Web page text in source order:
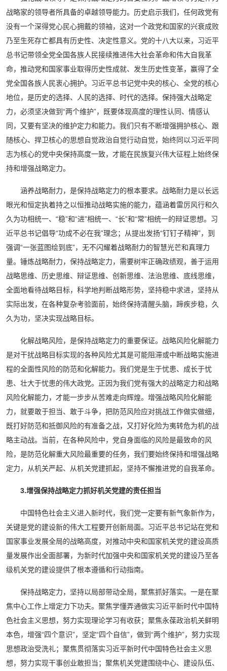
战略家的领导者所具备的卓越领导能力。历史启示我们，任何政党有
没有一个深得党心民心拥戴的领袖，这对一个政党和国家的兴衰成败
乃至生死存亡都具有历史性、决定性意义。党的十八大以来，习近平
总书记带领全党全国各族人民接续推进伟大社会革命和伟大自我革
命，推动党和国家事业取得历史性成就、发生历史性变革，赢得了全
党全国各族人民衷心拥护。习近平总书记党中央的核心、全党的核心
地位，是历史的选择、人民的选择、时代的选择。保持强大战略定
力，必须坚决做到“两个维护”，既要体现高度的理性认同、情感认
同，又要有坚决的维护定力和能力。我们只有不断增强拥护核心、跟
随核心、捍卫核心的思想自觉政治自觉行动自觉，始终同以习近平同
志为核心的党中央保持高度一致，才能在民族复兴伟大征程上始终保
持和增强战略定力。
涵养战略耐力，是保持战略定力的根本要求。战略耐力是以长远
眼光和恒定执着持之以恒推动战略实施的能力，蕴涵着雷厉风行和久
久为功相统一、“稳”和“进”相统一、“长”和“常”相统一的辩证思想。习
近平总书记倡导“功成不必在我”理念；从提出发扬“钉钉子精神”，到
强调“一张蓝图绘到底”，无不闪耀着战略耐力的智慧光芒和真理力
量。锤炼战略耐力，保持战略定力，需要树牢正确政绩观，善于运用
战略思维、历史思维、辩证思维、创新思维、法治思维、底线思维，
全面地看待战略目标，科学地判断战略形势，坚持稳中求进，坚持从
实际出发，在各种复杂考验面前，始终保持清醒头脑，蹄疾步稳，久
久为功，坚决实现战略目标。
化解战略风险，是保持战略定力的重要保证。战略风险化解能力
是对干扰战略目标实现的各种风险尤其是可能阻滞或中断战略实施进
程的全面性风险的防范和化解能力。我们党是生于忧患、成长于忧
患、壮大于忧患的伟大政党。正因为我们党有强大的战略定力和战略
风险化解能力，才能一步步从苦难走向辉煌。增强战略风险化解能
力，就要敢于担当、敢于斗争，把防范风险应对挑战工作做实做细，
既打好防范和抵御风险的有准备之战，又打好化险为夷转危为机的战
略主动战。当前，在各种风险中，党自身面临的风险是最致命的风
险，是防范化解重大风险最重要的任务，我们要始终保持和增强战略
定力，从机关严起、从机关党建抓起，坚持不懈推进党的自我革命。
3.增强保持战略定力抓好机关党建的责任担当
中国特色社会主义进入新时代，我们党一定要有新气象新作为，
关键是党的建设新的伟大工程要开创新局面。习近平总书记站在党和
国家事业发展全局的战略高度，对推动中央和国家机关党的建设高质
量发展作出全面部署，为新时代加强中央和国家机关党的建设乃至各
级机关党的建设提供了根本遵循和行动指南。
保持战略定力，坚持以局部带动全局，聚焦抓好落实。一是在聚
焦中心工作上增定力下功夫。聚焦学懂弄通做实习近平新时代中国特
色社会主义思想，努力实现理论学习有收获；聚焦永葆政治机关鲜明
本色，增强“四个意识”，坚定“四个自信”，做到“两个维护”，努力实现
思想政治受洗礼；聚焦贯彻落实习近平新时代中国特色社会主义思
想，努力实现干事创业敢担当；聚焦机关党建围绕中心、建设队伍、